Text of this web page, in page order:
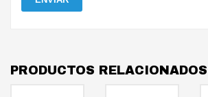
PRODUCTOS RELACIONADOS